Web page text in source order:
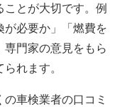
とが大切です。例
が必要か」「燃費を
門家の意見をもら
れます。
車検業者の口コミ